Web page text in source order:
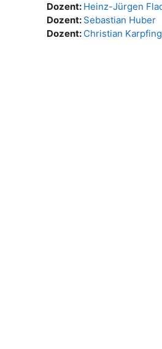
Dozent: Heinz-Jürgen
Dozent: Sebastian Huber
Dozent: Christian